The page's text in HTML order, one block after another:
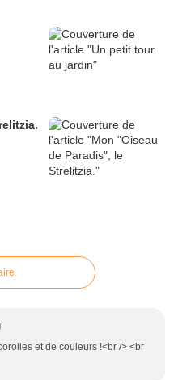
et de couleurs !<br /> <br